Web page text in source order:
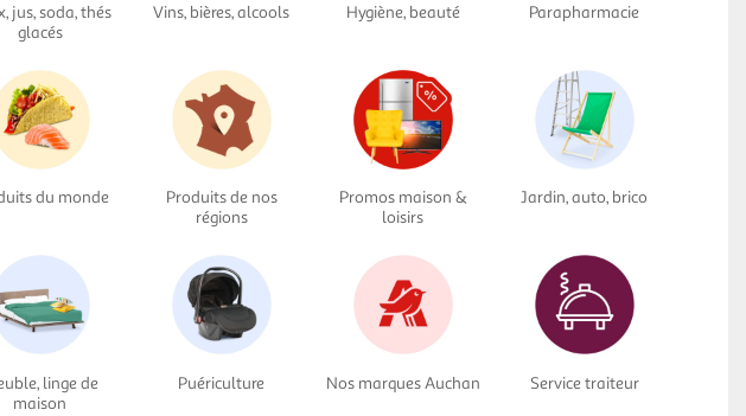
jus, soda, thés
glacés
Vins, bières, alcools Hygiène, beauté Parapharmacie
du monde
Produits de nos
régions
Promos maison &
loisirs
Jardin, auto, brico
linge de
maison
Puériculture Nos marques Auchan Service traiteur